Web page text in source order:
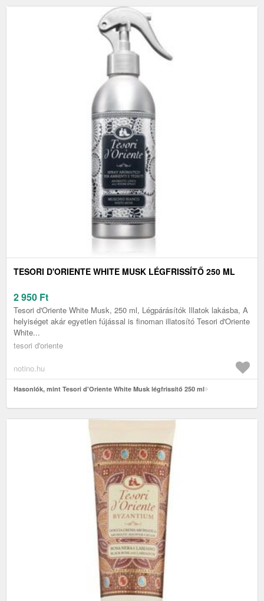
TESORI D'ORIENTE WHITE MUSK LÉGFRISSÍTŐ 250 ML
2 950 Ft
Tesori d'Oriente White Musk, 250 ml, Légpárásítók Illatok lakásba, A
helyiséget akár egyetlen fújással is finoman illatosító Tesori d'Oriente
White...
tesori d'oriente
notino.hu
Hasonlók, mint Tesori d'Oriente White Musk légfrissítő 250 ml